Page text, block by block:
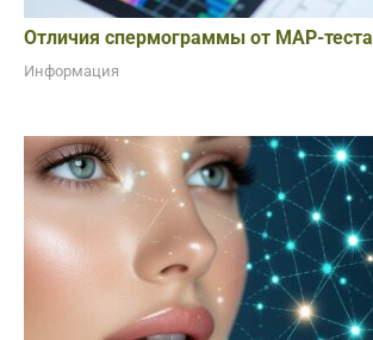
Отличия спермограммы от МАР-теста
Информация